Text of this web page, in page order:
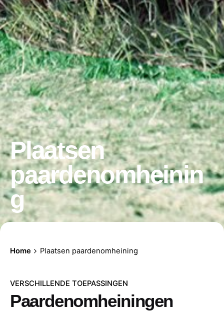
Plaatsen
paardenomheinin
g
Home Plaatsen paardenomheining
VERSCHILLENDE TOEPASSINGEN
Paardenomheiningen